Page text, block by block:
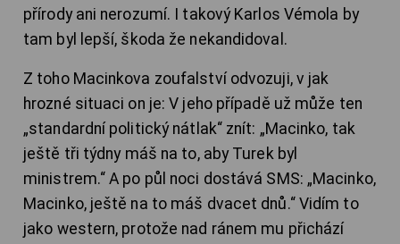
přírody ani nerozumí. I takový Karlos Vémola by
tam byl lepší, škoda že nekandidoval.
Z toho Macinkova zoufalství odvozuji, v jak
hrozné situaci on je: V jeho případě už může ten
„standardní politický nátlak“ znít: „Macinko, tak
ještě tři týdny máš na to, aby Turek byl
ministrem.“ A po půl noci dostává SMS: „Macinko,
Macinko, ještě na to máš dvacet dnů.“ Vidím to
jako western, protože nad ránem mu přichází